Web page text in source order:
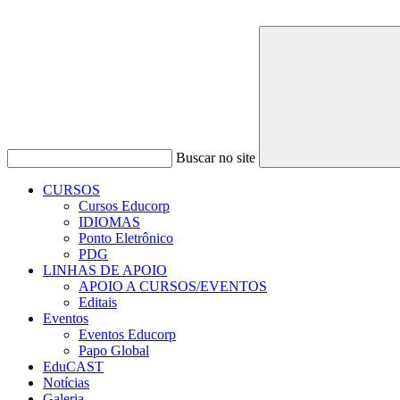
Buscar no site
CURSOS
Cursos Educorp
IDIOMAS
Ponto Eletrônico
PDG
LINHAS DE APOIO
APOIO A CURSOS/EVENTOS
Editais
Eventos
Eventos Educorp
Papo Global
EduCAST
Notícias